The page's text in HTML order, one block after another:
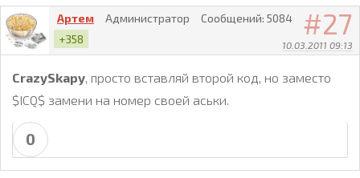
27
10.03.2011 09:13
Артем Администратор Сообщений: 5084
+358
CrazySkapy , просто вставляй второй код, но заместо
$ICQ$ замени на номер своей аськи.
0